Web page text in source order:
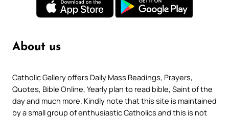
About us
Catholic Gallery offers Daily Mass Readings, Prayers,
Quotes, Bible Online, Yearly plan to read bible, Saint of the
day and much more. Kindly note that this site is maintained
by a small group of enthusiastic Catholics and this is not